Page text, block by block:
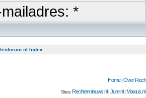
*
Index
Home|Over
Sites:Rechtennieuws.nl |Jure.nl |Maxius.nl